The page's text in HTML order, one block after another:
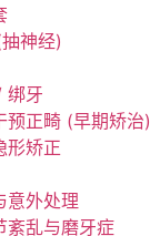
神经)
绑牙
预正畸 (早期矫治)
形矫正
意外处理
紊乱与磨牙症